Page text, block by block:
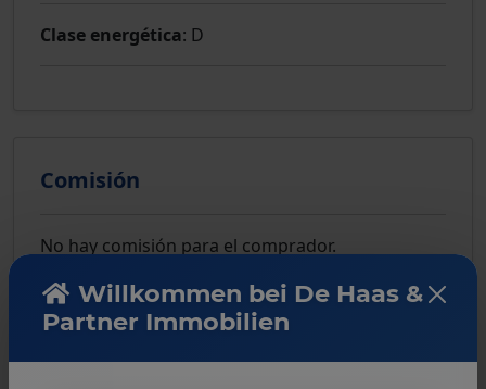
Clase energética: D
Comisión
No hay comisión para el comprador.
Willkommen bei De Haas &
Partner Immobilien